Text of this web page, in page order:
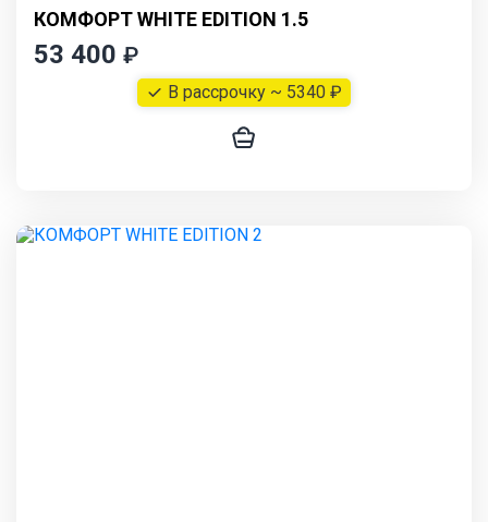
КОМФОРТ WHITE EDITION 1.5
53 400 ₽
В рассрочку ~ 5340 ₽